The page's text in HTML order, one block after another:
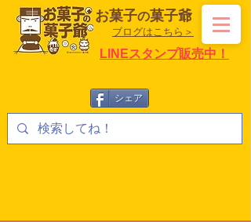
お菓子の菓子爺
ブログはこちら＞
シェア
LINEスタンプ販売中！